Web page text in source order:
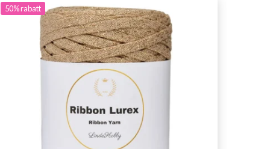
50%rabatt